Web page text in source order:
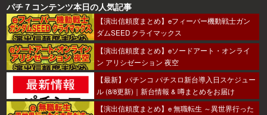
パチ７コンテンツ本日の人気記事
【演出信頼度まとめ】eフィーバー機動戦士ガン
ダムSEED クライマックス
【演出信頼度まとめ】eソードアート・オンライ
ン アリシゼーション 夜空
【最新】パチンコ パチスロ新台導入日スケジュー
ル (8/8更新)｜新台情報 & 噂まとめをお届け
【演出信頼度まとめ】e 無職転生 ～異世界行った